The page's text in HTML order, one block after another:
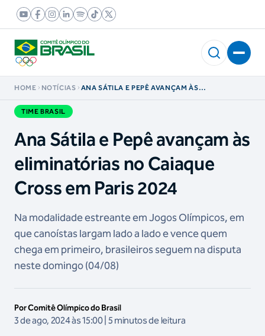
HOME NOTÍCIAS
ANA SÁTILA E PEPÊ AVANÇAM ÀS
TIME BRASIL
Ana Sátila e Pepê avançam às
eliminatórias no Caiaque
Cross em Paris 2024
Na modalidade estreante em Jogos Olímpicos, em
que canoístas largam lado a lado e vence quem
chega em primeiro, brasileiros seguem na disputa
neste domingo (04/08)
Por Comitê Olímpico do Brasil
3 de ago, 2024 às 15:00 | 5 minutos de leitura